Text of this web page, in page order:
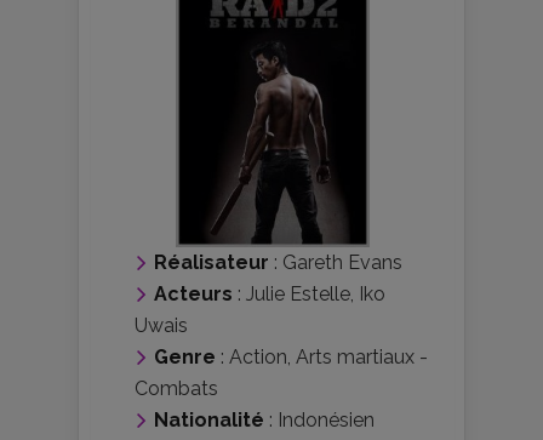
Réalisateur : Gareth Evans
Acteurs : Julie Estelle, Iko
Uwais
Genre : Action, Arts martiaux -
Combats
Nationalité : Indonésien